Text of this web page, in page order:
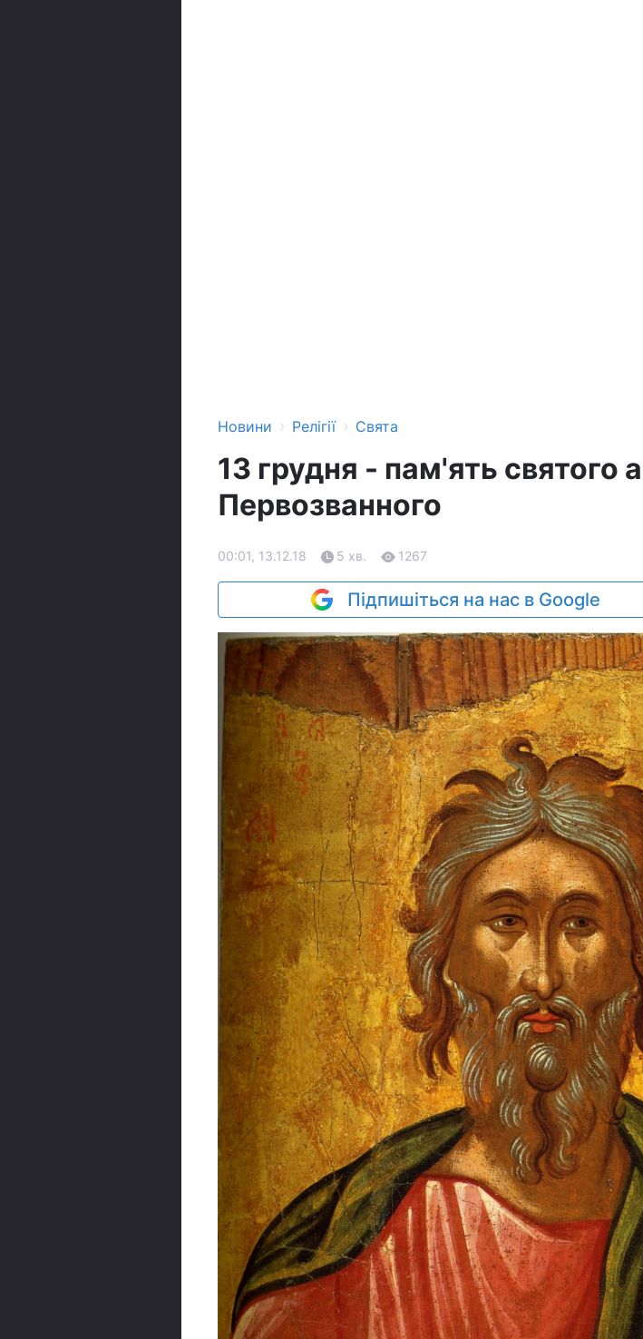
Новини › Релігії › Свята
13 грудня - пам'ять святого
Первозванного
00:01, 13.12.18 5 хв. 1267
Підпишіться на нас в Google